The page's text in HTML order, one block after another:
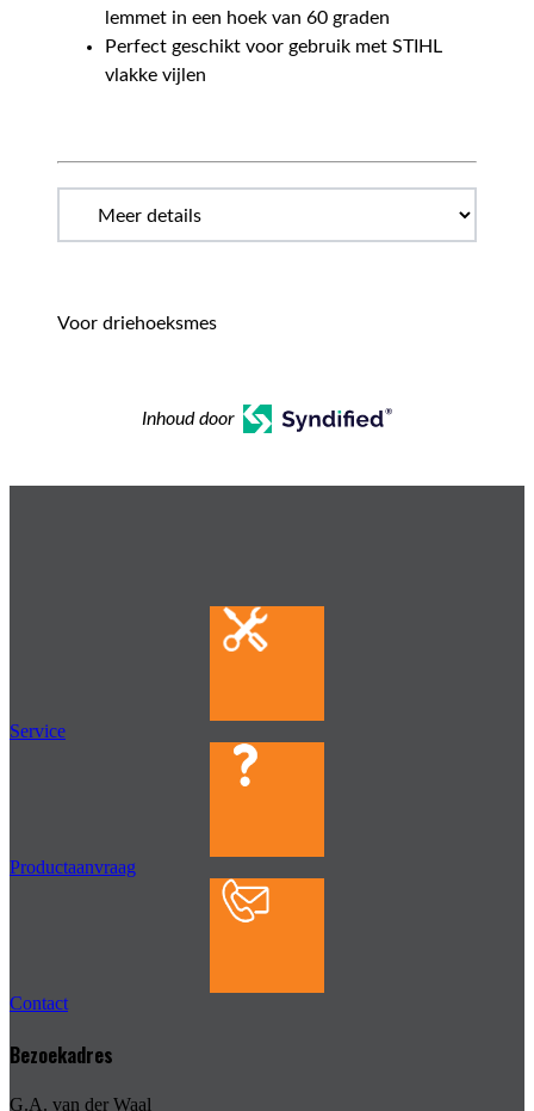
lemmet in een hoek van 60 graden
Perfect geschikt voor gebruik met STIHL
vlakke vijlen
Voor driehoeksmes
Inhoud door
Service
Productaanvraag
Contact
Bezoekadres
G.A. van der Waal